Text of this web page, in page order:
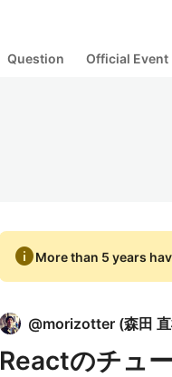
Question Official Event
infoMore than 5 years
@morizotter (森田
Reactのチュ